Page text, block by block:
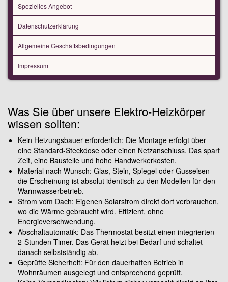
Spezielles Angebot
Datenschutzerklärung
Allgemeine Geschäftsbedingungen
Impressum
Was Sie über unsere Elektro-Heizkörper
wissen sollten:
Kein Heizungsbauer erforderlich: Die Montage erfolgt über
eine Standard-Steckdose oder einen Netzanschluss. Das spart
Zeit, eine Baustelle und hohe Handwerkerkosten.
Material nach Wunsch: Glas, Stein, Spiegel oder Gusseisen –
die Erscheinung ist absolut identisch zu den Modellen für den
Warmwasserbetrieb.
Strom vom Dach: Eigenen Solarstrom direkt dort verbrauchen,
wo die Wärme gebraucht wird. Effizient, ohne
Energieverschwendung.
Abschaltautomatik: Das Thermostat besitzt einen integrierten
2-Stunden-Timer. Das Gerät heizt bei Bedarf und schaltet
danach selbstständig ab.
Geprüfte Sicherheit: Für den dauerhaften Betrieb in
Wohnräumen ausgelegt und entsprechend geprüft.